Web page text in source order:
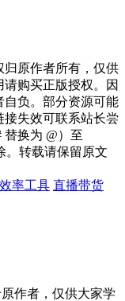
归原作者所有，仅供
购买正版授权。因
自负。部分资源可能
接失效可联系站长尝
换为 @）至
。转载请保留原文
效率工具 直播带货
作者，仅供大家学